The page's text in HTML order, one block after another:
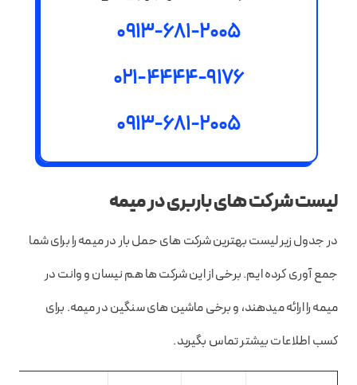
0913-681-2005
021-4444-9176
0913-681-2005
لیست شرکت های باربری در میمه
در جدول زیر لیست بهترین شرکت های حمل بار در میمه را برای شما
جمع آوری کرده ایم. برخی از این شرکت ها هم نیسان و وانت در
میمه را ارائه میدهند، و برخی ماشین های سنگین در میمه. برای
کسب اطلاعات بیشتر تماس بگیرید.